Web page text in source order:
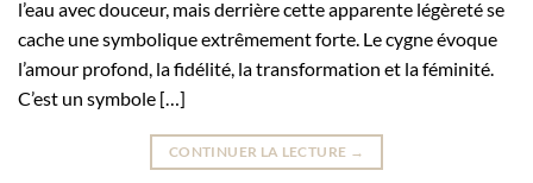
l’eau avec douceur, mais derrière cette apparente légèreté se
cache une symbolique extrêmement forte. Le cygne évoque
l’amour profond, la fidélité, la transformation et la féminité.
C’est un symbole […]
CONTINUER LA LECTURE →